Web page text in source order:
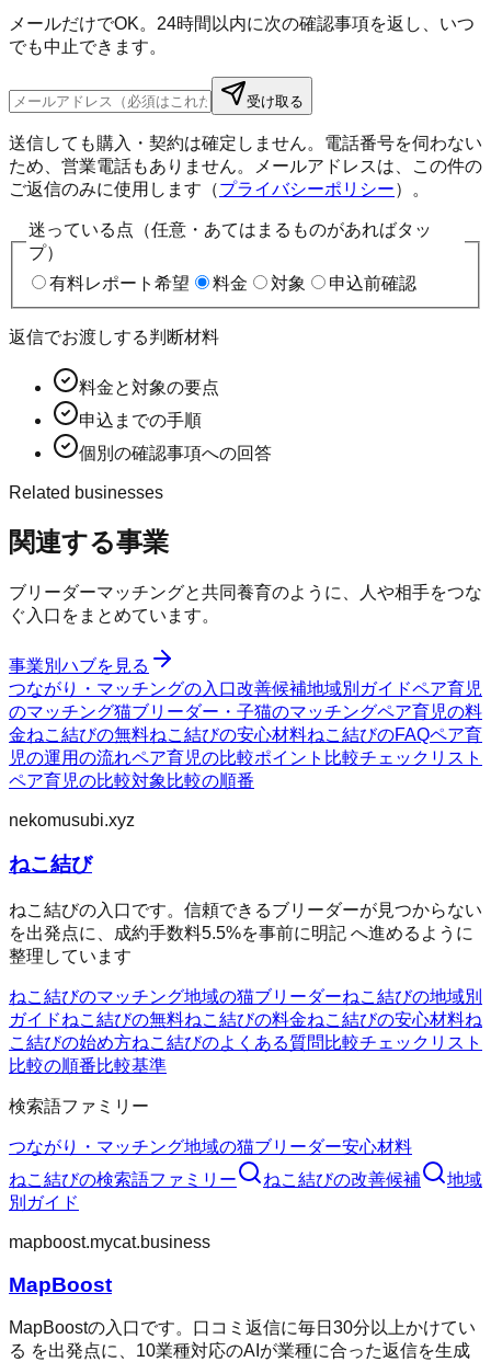
メールだけでOK。24時間以内に次の確認事項を返し、いつ
でも中止できます。
受け取る
送信しても購入・契約は確定しません。電話番号を伺わない
ため、営業電話もありません。メールアドレスは、この件の
ご返信のみに使用します（プライバシーポリシー）。
迷っている点（任意・あてはまるものがあればタッ
プ）
有料レポート希望
料金 対象 申込前確認
返信でお渡しする判断材料
料金と対象の要点
申込までの手順
個別の確認事項への回答
Related businesses
関連する事業
ブリーダーマッチングと共同養育のように、人や相手をつな
ぐ入口をまとめています。
事業別ハブを見る
つながり・マッチングの入口改善候補地域別ガイドペア育児
のマッチング猫ブリーダー・子猫のマッチングペア育児の料
金ねこ結びの無料ねこ結びの安心材料ねこ結びのFAQペア育
児の運用の流れペア育児の比較ポイント 比較チェックリスト
ペア育児の比較対象 比較の順番
nekomusubi.xyz
ねこ結び
ねこ結びの入口です。信頼できるブリーダーが見つからない
を出発点に、成約手数料5.5%を事前に明記 へ進めるように
整理しています
ねこ結びのマッチング地域の猫ブリーダーねこ結びの地域別
ガイドねこ結びの無料ねこ結びの料金ねこ結びの安心材料ね
こ結びの始め方ねこ結びのよくある質問 比較チェックリスト
比較の順番比較基準
検索語ファミリー
つながり・マッチング地域の猫ブリーダー安心材料
ねこ結びの検索語ファミリー ねこ結びの改善候補
地域
別ガイド
mapboost.mycat.business
MapBoost
MapBoostの入口です。口コミ返信に毎日30分以上かけてい
る を出発点に、10業種対応のAIが業種に合った返信を生成